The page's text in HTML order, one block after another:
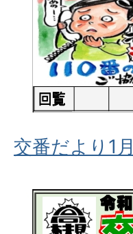
交番だより1